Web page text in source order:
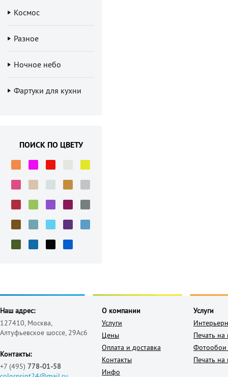
Космос
Разное
Ночное небо
Фартуки для кухни
ПОИСК ПО ЦВЕТУ
Наш адрес:
127410, Москва,
Алтуфьевское шоссе, 29Ас6
Контакты:
+7 (495) 778-01-58
О компании
Услуги
Цены
Оплата и доставка
Контакты
Инфо
Услуги
Печать на
Фотообои
Печать на